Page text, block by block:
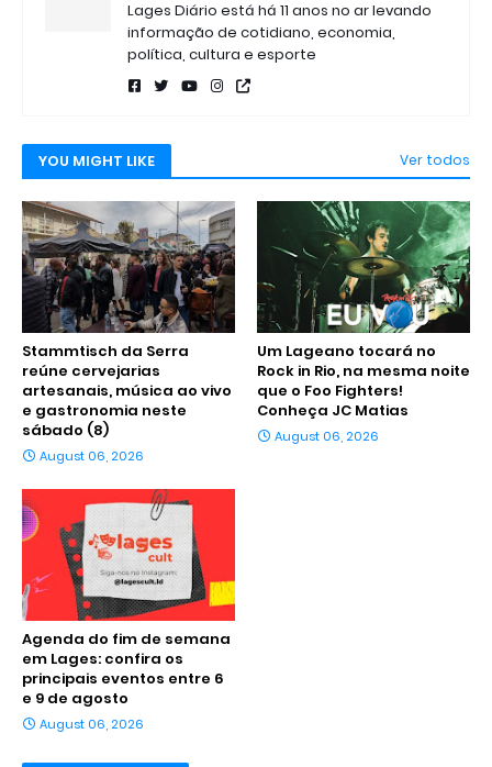
Lages Diário está há 11 anos no ar levando
informação de cotidiano, economia,
política, cultura e esporte
YOU MIGHT LIKE Ver todos
Stammtisch da Serra
reúne cervejarias
artesanais, música ao vivo
e gastronomia neste
sábado (8)
August 06, 2026
Um Lageano tocará no
Rock in Rio, na mesma noite
que o Foo Fighters!
Conheça JC Matias
August 06, 2026
Agenda do fim de semana
em Lages: confira os
principais eventos entre 6
e 9 de agosto
August 06, 2026